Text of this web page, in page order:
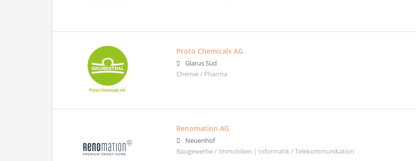
Proto Chemicals AG
Glarus Süd
Chemie / Pharma
Renomation AG
Neuenhof
Baugewerbe / Immobilien | Informatik / Telekommunikation